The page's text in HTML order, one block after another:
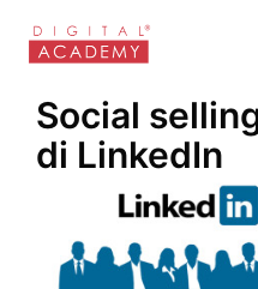
Social
di LinkedIn